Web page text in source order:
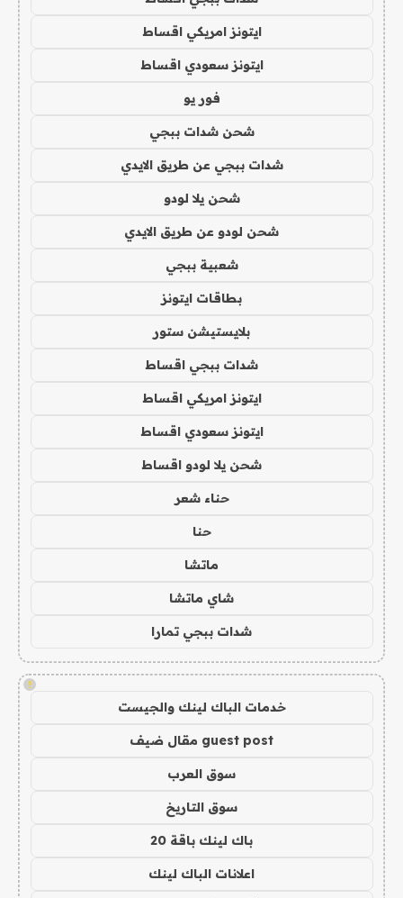
ايتونز امريكي اقساط
ايتونز سعودي اقساط
فور يو
شحن شدات ببجي
شدات ببجي عن طريق الايدي
شحن يلا لودو
شحن لودو عن طريق الايدي
شعبية ببجي
بطاقات ايتونز
بلايستيشن ستور
شدات ببجي اقساط
ايتونز امريكي اقساط
ايتونز سعودي اقساط
شحن يلا لودو اقساط
حناء شعر
حنا
ماتشا
شاي ماتشا
شدات ببجي تمارا
!
خدمات الباك لينك والجيست
guest post مقال ضيف
سوق العرب
سوق التاريخ
باك لينك باقة 20
اعلانات الباك لينك